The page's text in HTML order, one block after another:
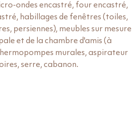
ondes encastré, four encastré,
habillages de fenêtres (toiles,
persiennes), meubles sur mesure
et de la chambre d'amis (à
murales, aspirateur
serre, cabanon.